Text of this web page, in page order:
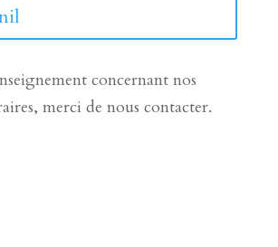
concernant nos
merci de nous contacter.